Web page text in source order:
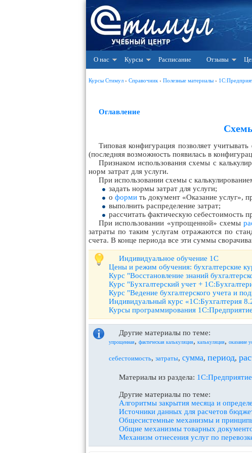
О нас Курсы Расписание Отзывы
Курсы Стимул › Справочник › Полезные материалы ›
Оглавление
Типовая конфигурация позволяет
(последняя возможность появилась в
Признаком использования схемы с
норм затрат для услуги.
При использовании схемы с
задать нормы затрат для услуги;
о форми ть документ «Оказание услуг»,
выполнить распределение затрат;
рассчитать фактическую себестоимость
При использовании «упрощенной» схемы
затраты по таким услугам отражаются по
счета. В конце периода все эти суммы
Индивидуальное обучение 1С
Цены и режим обучения: бухгалтерские
Курс "Восстановление знаний
Курс "Бухгалтерский учет +
Курс "Ведение бухгалтерского учета и
Индивидуальный курс «1С:Бухгалтерия
Курсы программирования
Другие материалы по теме:
упрощенная, фактическая калькуляция, калькуляция, оказание
себестоимость, затраты, сумма, период,
Материалы из раздела: 1С:Предприятие
Другие материалы по теме:
Алгоритмы закрытия месяца и
Источники данных для расчетов
Общесистемные механизмы и
Общие механизмы товарных
Механизм отнесения услуг по